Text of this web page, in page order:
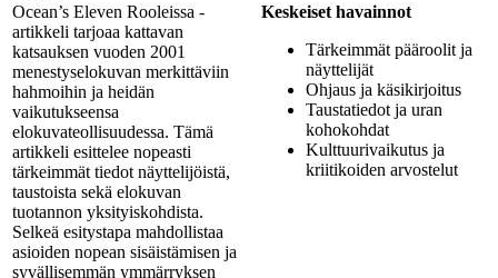
Ocean’s Eleven Rooleissa -
artikkeli tarjoaa kattavan
katsauksen vuoden 2001
menestyselokuvan merkittäviin
hahmoihin ja heidän
vaikutukseensa
elokuvateollisuudessa. Tämä
artikkeli esittelee nopeasti
tärkeimmät tiedot näyttelijöistä,
taustoista sekä elokuvan
tuotannon yksityiskohdista.
Selkeä esitystapa mahdollistaa
asioiden nopean sisäistämisen ja
syvällisemmän ymmärryksen
Keskeiset havainnot
Tärkeimmät pääroolit ja
näyttelijät
Ohjaus ja käsikirjoitus
Taustatiedot ja uran
kohokohdat
Kulttuurivaikutus ja
kriitikoiden arvostelut